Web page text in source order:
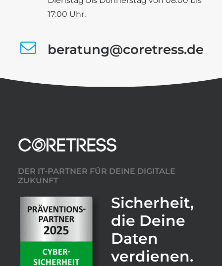
17:00 Uhr,
beratung@coretress.de
DER IT-PARTNER FÜR DEINE DIGITALE
ZUKUNFT
Sicherheit,
die Deine
Daten
verdienen.